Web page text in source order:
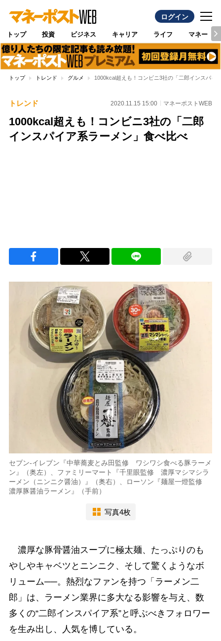
ログイン
トップ 投資 ビジネス キャリア ライフ マネー
トップ トレンド グルメ 1000kcal超えも！コンビニ3社の「二郎インスパイ
トレンド 2020.11.15 15:00 マネーポストWEB
1000kcal超えも！コンビニ3社の「二郎
インスパイア系ラーメン」食べ比べ
セブン-イレブン『中華蕎麦とみ田監修 ワシワシ食べる豚ラーメ
ン』（奥左）、ファミリーマート『千里眼監修 濃厚マシマシラ
ーメン（ニンニク醤油）』（奥右）、ローソン『麺屋一燈監修
濃厚豚醤油ラーメン』（手前）
写真4枚
濃厚な豚骨醤油スープに極太麺、たっぷりのも
やしやキャベツとニンニク、そして驚くようなボ
リューム──。熱烈なファンを持つ「ラーメン二
郎」は、ラーメン業界に多大なる影響を与え、数
多くの“二郎インスパイア系”と呼ぶべきフォロワー
を生み出し、人気を博している。